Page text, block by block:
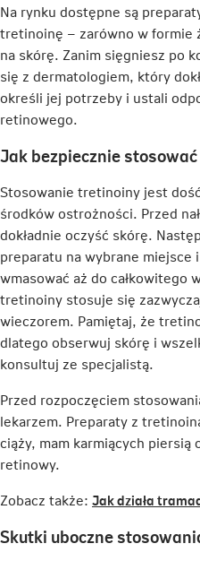
Na rynku dostępne są
tretinoinę – zarówno w formie
na skórę. Zanim sięgniesz po
się z dermatologiem, który
określi jej potrzeby i ustali
retinowego.
Jak bezpiecznie
Stosowanie tretinoiny jest
środków ostrożności. Przed
dokładnie oczyść skórę.
preparatu na wybrane miejsce
wmasować aż do całkowitego
tretinoiny stosuje się
wieczorem. Pamiętaj, że
dlatego obserwuj skórę i
konsultuj ze specjalistą.
Przed rozpoczęciem
lekarzem. Preparaty z
ciąży, mam karmiących piersią
retinowy.
Zobacz także: Jak działa
Skutki uboczne